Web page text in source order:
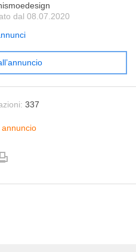
dal 08.07.2020
337